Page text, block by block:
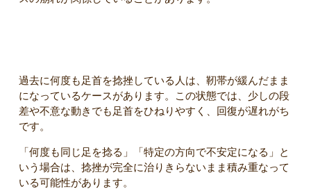
過去に何度も足首を捻挫している人は、靭帯が緩んだまま
になっているケースがあります。この状態では、少しの段
差や不意な動きでも足首をひねりやすく、回復が遅れがち
です。
「何度も同じ足を捻る」「特定の方向で不安定になる」と
いう場合は、捻挫が完全に治りきらないまま積み重なって
いる可能性があります。